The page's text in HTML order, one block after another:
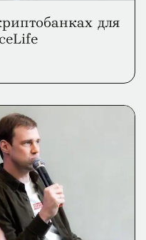
для